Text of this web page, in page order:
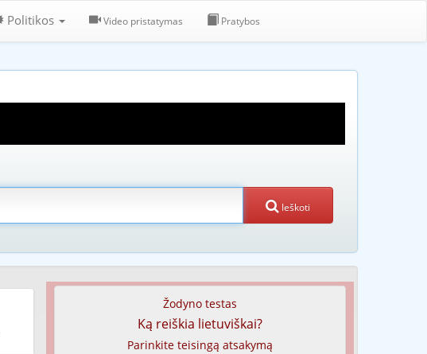
Politikos Video pristatymas Pratybos
Ieškoti
Žodyno testas
Ką reiškia lietuviškai?
Parinkite teisingą atsakymą